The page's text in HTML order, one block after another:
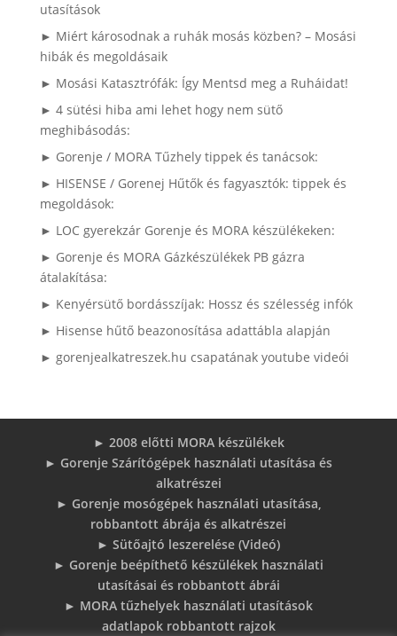
utasítások
► Miért károsodnak a ruhák mosás közben? – Mosási
hibák és megoldásaik
► Mosási Katasztrófák: Így Mentsd meg a Ruháidat!
► 4 sütési hiba ami lehet hogy nem sütő
meghibásodás:
► Gorenje / MORA Tűzhely tippek és tanácsok:
► HISENSE / Gorenej Hűtők és fagyasztók: tippek és
megoldások:
► LOC gyerekzár Gorenje és MORA készülékeken:
► Gorenje és MORA Gázkészülékek PB gázra
átalakítása:
► Kenyérsütő bordásszíjak: Hossz és szélesség infók
► Hisense hűtő beazonosítása adattábla alapján
► gorenjealkatreszek.hu csapatának youtube videói
► 2008 előtti MORA készülékek
► Gorenje Szárítógépek használati utasítása és
alkatrészei
► Gorenje mosógépek használati utasítása,
robbantott ábrája és alkatrészei
► Sütőajtó leszerelése (Videó)
► Gorenje beépíthető készülékek használati
utasításai és robbantott ábrái
► MORA tűzhelyek használati utasítások
adatlapok robbantott rajzok